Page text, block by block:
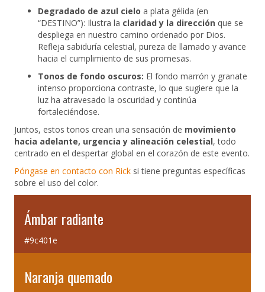
Ámbar radiante
#9c401e
Naranja quemado
Degradado de azul cielo a plata gélida (en
“DESTINO”): Ilustra la claridad y la dirección que se
despliega en nuestro camino ordenado por Dios.
Refleja sabiduría celestial, pureza de llamado y avance
hacia el cumplimiento de sus promesas.
Tonos de fondo oscuros: El fondo marrón y granate
intenso proporciona contraste, lo que sugiere que la
luz ha atravesado la oscuridad y continúa
fortaleciéndose.
Juntos, estos tonos crean una sensación de movimiento
hacia adelante, urgencia y alineación celestial, todo
centrado en el despertar global en el corazón de este evento.
Póngase en contacto con Rick si tiene preguntas específicas
sobre el uso del color.